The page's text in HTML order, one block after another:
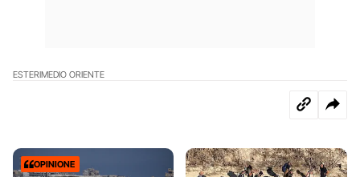
ESTERIMEDIO ORIENTE
OPINIONE